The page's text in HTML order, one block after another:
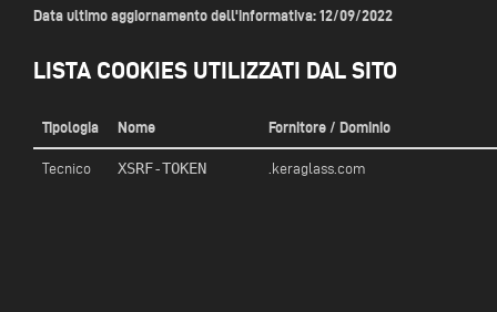
Data ultimo aggiornamento dell'informativa: 12/09/2022
LISTA COOKIES UTILIZZATI DAL SITO
Tipologia Nome Fornitore / Dominio
Tecnico XSRF-TOKEN .keraglass.com